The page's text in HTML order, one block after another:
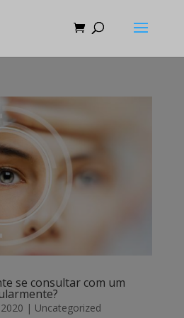
se consultar com um
| Uncategorized